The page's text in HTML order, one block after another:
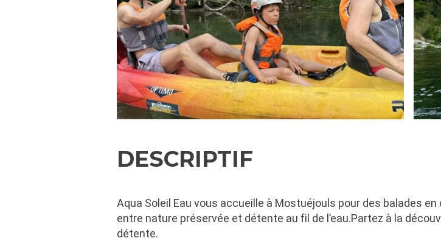
DESCRIPTIF
Aqua Soleil Eau vous accueille à Mostuéjouls pour des balades
entre nature préservée et détente au fil de l’eau.Partez à la
détente.